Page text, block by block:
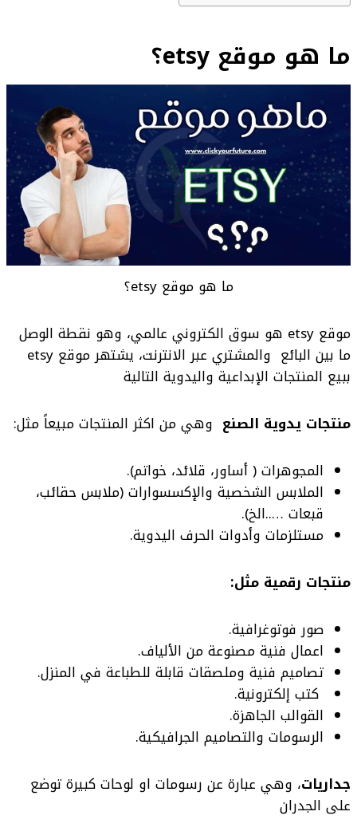
ما هو موقع etsy؟
ما هو موقع etsy؟
موقع etsy هو سوق الكتروني عالمي، وهو نقطة الوصل
ما بين البائع والمشتري عبر الانترنت، يشتهر موقع etsy
ببيع المنتجات الإبداعية واليدوية التالية
منتجات يدوية الصنع وهي من اكثر المنتجات مبيعاً مثل:
المجوهرات ( أساور، قلائد، خواتم).
الملابس الشخصية والإكسسوارات (ملابس حقائب،
قبعات …..الخ).
مستلزمات وأدوات الحرف اليدوية.
منتجات رقمية مثل:
صور فوتوغرافية.
اعمال فنية مصنوعة من الألياف.
تصاميم فنية وملصقات قابلة للطباعة في المنزل.
كتب إلكترونية.
القوالب الجاهزة.
الرسومات والتصاميم الجرافيكية.
جداريات، وهي عبارة عن رسومات او لوحات كبيرة توضع
على الجدران